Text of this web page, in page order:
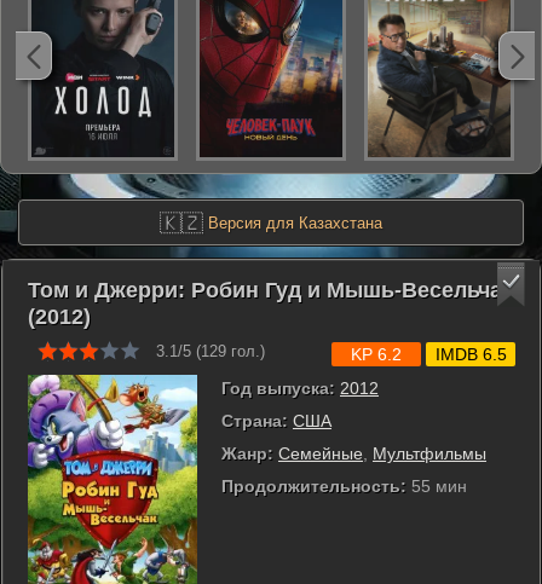
🇰🇿 Версия для Казахстана
Том и Джерри: Робин Гуд и Мышь-Весельчак
(2012)
3.1/5 (129 гол.)
Год выпуска: 2012
Страна: США
Жанр: Семейные
Мультфильмы
Продолжительность: 55 мин
KP 6.2 IMDB 6.5